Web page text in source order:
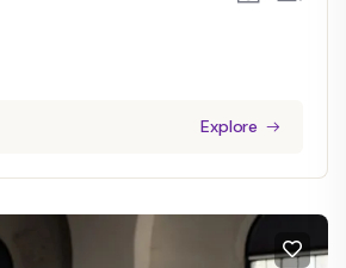
Explore